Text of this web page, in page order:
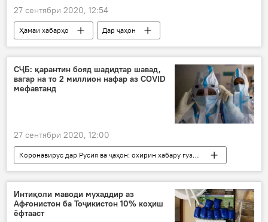
27 сентябри 2020, 12:54
Ҳамаи хабарҳо
Дар ҷаҳон
Навигариҳои варзиши Тоҷикистон
Сербия
қаҳрамонӣ
самбо
СҶБ: қарантин бояд шадидтар шавад,
вагар на то 2 миллион нафар аз COVID
мефавтанд
27 сентябри 2020, 12:00
Коронавирус дар Русия ва ҷаҳон: охирин хабару гузоришҳо
Ҳамаи хабарҳо
Дар ҷаҳон
Тандурустӣ
СҶБ
даргузашт
Интиқоли маводи мухаддир аз
Афғонистон ба Тоҷикистон 10% коҳиш
ёфтааст